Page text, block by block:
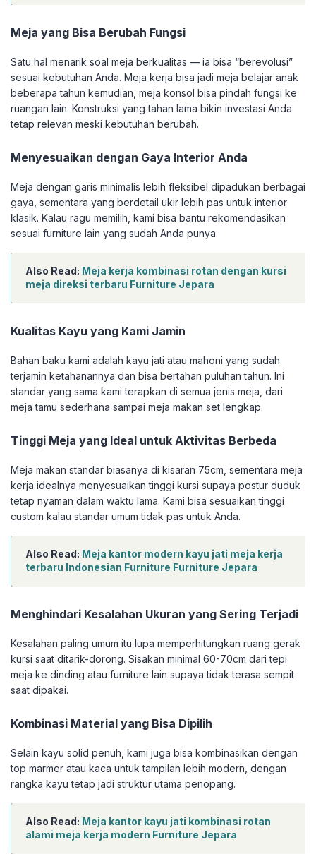
Meja yang Bisa Berubah Fungsi
Satu hal menarik soal meja berkualitas — ia bisa “berevolusi”
sesuai kebutuhan Anda. Meja kerja bisa jadi meja belajar anak
beberapa tahun kemudian, meja konsol bisa pindah fungsi ke
ruangan lain. Konstruksi yang tahan lama bikin investasi Anda
tetap relevan meski kebutuhan berubah.
Menyesuaikan dengan Gaya Interior Anda
Meja dengan garis minimalis lebih fleksibel dipadukan berbagai
gaya, sementara yang berdetail ukir lebih pas untuk interior
klasik. Kalau ragu memilih, kami bisa bantu rekomendasikan
sesuai furniture lain yang sudah Anda punya.
Also Read: Meja kerja kombinasi rotan dengan kursi
meja direksi terbaru Furniture Jepara
Kualitas Kayu yang Kami Jamin
Bahan baku kami adalah kayu jati atau mahoni yang sudah
terjamin ketahanannya dan bisa bertahan puluhan tahun. Ini
standar yang sama kami terapkan di semua jenis meja, dari
meja tamu sederhana sampai meja makan set lengkap.
Tinggi Meja yang Ideal untuk Aktivitas Berbeda
Meja makan standar biasanya di kisaran 75cm, sementara meja
kerja idealnya menyesuaikan tinggi kursi supaya postur duduk
tetap nyaman dalam waktu lama. Kami bisa sesuaikan tinggi
custom kalau standar umum tidak pas untuk Anda.
Also Read: Meja kantor modern kayu jati meja kerja
terbaru Indonesian Furniture Furniture Jepara
Menghindari Kesalahan Ukuran yang Sering Terjadi
Kesalahan paling umum itu lupa memperhitungkan ruang gerak
kursi saat ditarik-dorong. Sisakan minimal 60-70cm dari tepi
meja ke dinding atau furniture lain supaya tidak terasa sempit
saat dipakai.
Kombinasi Material yang Bisa Dipilih
Selain kayu solid penuh, kami juga bisa kombinasikan dengan
top marmer atau kaca untuk tampilan lebih modern, dengan
rangka kayu tetap jadi struktur utama penopang.
Also Read: Meja kantor kayu jati kombinasi rotan
alami meja kerja modern Furniture Jepara